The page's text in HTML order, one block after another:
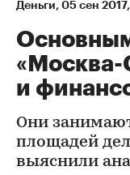
Деньги⁠, 05 сен
«Москва-
и
Они
площадей
выяснили